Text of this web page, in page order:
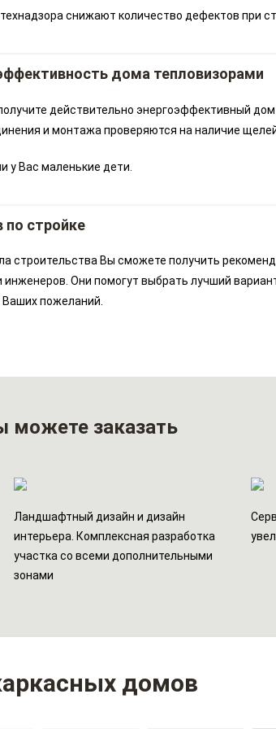
снижают количество дефектов при
дома тепловизорами
действительно энергоэффективный
и монтажа проверяются на наличие
у Вас маленькие дети.
стройке
строительства Вы сможете получить
инженеров. Они помогут выбрать лучший
Ваших пожеланий.
можете заказать
Ландшафтный дизайн и дизайн
интерьера. Комплексная разработка
участка со всеми дополнительными
зонами
домов